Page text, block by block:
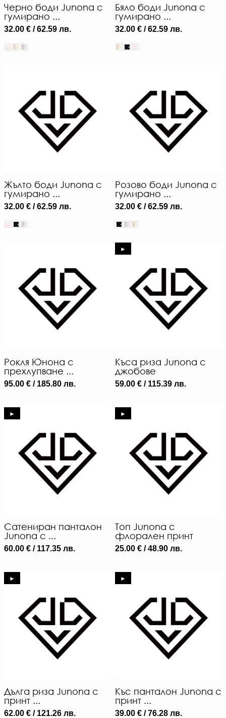
Черно боди Junona с
гумирано ...
32.00 € / 62.59 лв.
Бяло боди Junona с
гумирано ...
32.00 € / 62.59 лв.
Жълто боди Junona с
гумирано ...
32.00 € / 62.59 лв.
Розово боди Junona с
гумирано ...
32.00 € / 62.59 лв.
Рокля Юнона с
прехлупване ...
95.00 € / 185.80 лв.
►
Къса риза Junona с
джобове
59.00 € / 115.39 лв.
►
Сатениран панталон
Junona с ...
60.00 € / 117.35 лв.
►
Топ Junona с
флорален принт
25.00 € / 48.90 лв.
►
Дълга риза Junona с
принт ...
62.00 € / 121.26 лв.
►
Къс панталон Junona с
принт ...
39.00 € / 76.28 лв.